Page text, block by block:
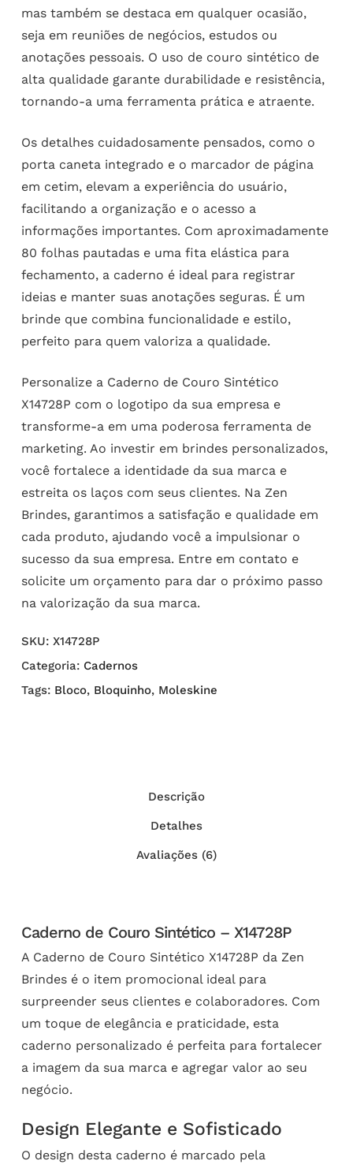
mas também se destaca em qualquer ocasião,
seja em reuniões de negócios, estudos ou
anotações pessoais. O uso de couro sintético de
alta qualidade garante durabilidade e resistência,
tornando-a uma ferramenta prática e atraente.
Os detalhes cuidadosamente pensados, como o
porta caneta integrado e o marcador de página
em cetim, elevam a experiência do usuário,
facilitando a organização e o acesso a
informações importantes. Com aproximadamente
80 folhas pautadas e uma fita elástica para
fechamento, a caderno é ideal para registrar
ideias e manter suas anotações seguras. É um
brinde que combina funcionalidade e estilo,
perfeito para quem valoriza a qualidade.
Personalize a Caderno de Couro Sintético
X14728P com o logotipo da sua empresa e
transforme-a em uma poderosa ferramenta de
marketing. Ao investir em brindes personalizados,
você fortalece a identidade da sua marca e
estreita os laços com seus clientes. Na Zen
Brindes, garantimos a satisfação e qualidade em
cada produto, ajudando você a impulsionar o
sucesso da sua empresa. Entre em contato e
solicite um orçamento para dar o próximo passo
na valorização da sua marca.
SKU: X14728P
Categoria: Cadernos
Tags: Bloco, Bloquinho, Moleskine
Descrição
Detalhes
Avaliações (6)
Caderno de Couro Sintético – X14728P
A Caderno de Couro Sintético X14728P da Zen
Brindes é o item promocional ideal para
surpreender seus clientes e colaboradores. Com
um toque de elegância e praticidade, esta
caderno personalizado é perfeita para fortalecer
a imagem da sua marca e agregar valor ao seu
negócio.
Design Elegante e Sofisticado
O design desta caderno é marcado pela